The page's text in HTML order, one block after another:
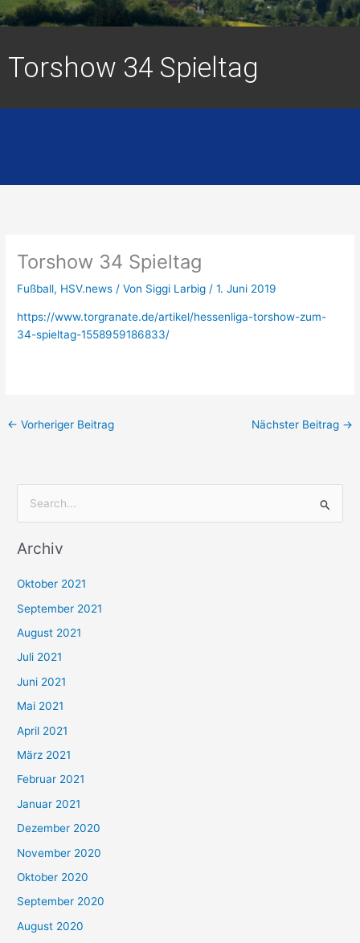
Torshow 34 Spieltag
Torshow 34 Spieltag
Fußball, HSV.news / Von Siggi Larbig/1. Juni 2019
https://www.torgranate.de/artikel/hessenliga-torshow-zum-
34-spieltag-1558959186833/
← Vorheriger Beitrag Nächster Beitrag →
c
n
n
a
c
h
:
Archiv
Oktober 2021
September 2021
August 2021
Juli 2021
Juni 2021
Mai 2021
April 2021
März 2021
Februar 2021
Januar 2021
Dezember 2020
November 2020
Oktober 2020
September 2020
August 2020